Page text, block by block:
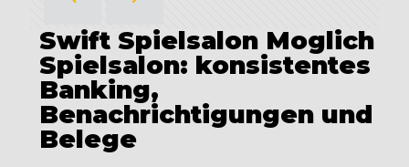
Swift Spielsalon Moglich
Spielsalon: konsistentes
Banking,
Benachrichtigungen und
Belege